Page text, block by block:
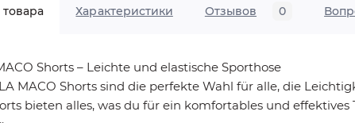
Характеристики Отзывов 0
Shorts – Leichte und elastische Sporthose
MACO Shorts sind die perfekte Wahl für alle, die
bieten alles, was du für ein komfortables und